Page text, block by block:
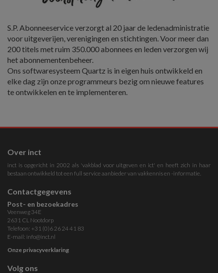
S.P. Abonneeservice verzorgt al 20 jaar de ledenadministratie
voor uitgeverijen, verenigingen en stichtingen. Voor meer dan
200 titels met ruim 350.000 abonnees en leden verzorgen wij
het abonnementenbeheer.
Ons softwaresysteem Quartz is in eigen huis ontwikkeld en
elke dag zijn onze programmeurs bezig om nieuwe features
te ontwikkelen en te implementeren.
Over inct
inct is opgericht in 2002 als 'vakblad voor uitgeven en ict' en heeft zich in haar
bestaan ontwikkeld tot een full service aanbieder van vakkennis en -informatie.
Contactgegevens
Post- en bezoekadres
Veenweg 34E
2631 CL Nootdorp
Telefoon: +31 (0)6 26 24 41 83
E-mail: info@inct.nl
Onze privacyverklaring
Volg ons